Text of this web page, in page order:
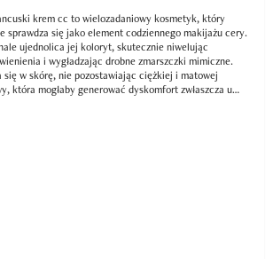
krem cc to wielozadaniowy kosmetyk, który
sprawdza się jako element codziennego makijażu cery.
ujednolica jej koloryt, skutecznie niwelując
i wygładzając drobne zmarszczki mimiczne.
się w skórę, nie pozostawiając ciężkiej i matowej
która mogłaby generować dyskomfort zwłaszcza u